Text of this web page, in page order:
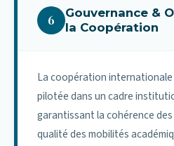
Learning Agreement,
académique des crédits validés
Encadrement et suivi
Encadrement académique
Validation administrative et
Suivi pendant la période de
nationales
L'ENSAM Meknès accueille
le Maroc et plusieurs pays
pays d'Afrique subsaharienne.
Ces étudiants intègrent les
conformément aux procédures
6
Gouvernance &
la Coopération
La coopération internationale
pilotée dans un cadre
garantissant la cohérence
qualité des mobilités